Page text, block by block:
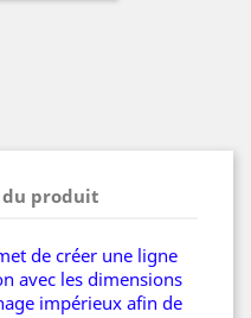
du produit
de créer une ligne
avec les dimensions
impérieux afin de